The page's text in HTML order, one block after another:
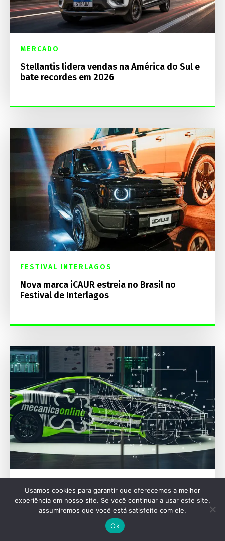
MERCADO
Stellantis lidera vendas na América do Sul e
bate recordes em 2026
FESTIVAL INTERLAGOS
Nova marca iCAUR estreia no Brasil no
Festival de Interlagos
A engenharia oculta que encarece os reparos
nos carros modernos
Usamos cookies para garantir que oferecemos a melhor
experiência em nosso site. Se você continuar a usar este site,
assumiremos que você está satisfeito com ele.
Ok